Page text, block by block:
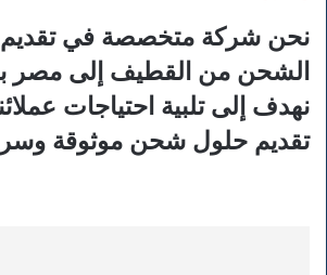
نحن شركة متخصصة في
الشحن من القطيف إلى مصر
نهدف إلى تلبية احتياجات
تقديم حلول شحن موثوقة